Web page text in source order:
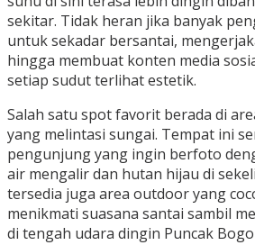
sekitar. Tidak heran jika banyak
untuk sekadar bersantai,
hingga membuat konten media
setiap sudut terlihat estetik.
Salah satu spot favorit berada di
yang melintasi sungai. Tempat ini
pengunjung yang ingin berfoto
air mengalir dan hutan hijau di
tersedia juga area outdoor yang
menikmati suasana santai sambil
di tengah udara dingin Puncak